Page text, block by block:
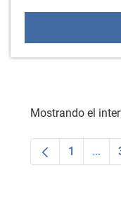
Mostrando el
Página
1 ...